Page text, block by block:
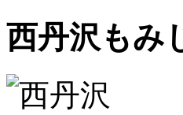
西丹沢もみ